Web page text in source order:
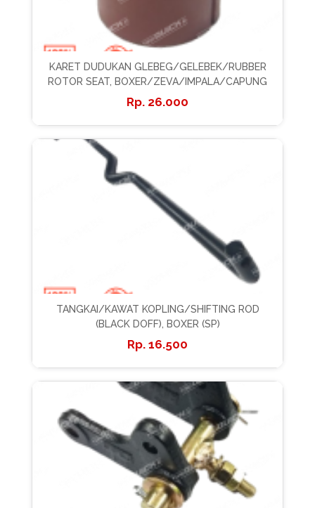
KARET DUDUKAN GLEBEG/GELEBEK/RUBBER
ROTOR SEAT, BOXER/ZEVA/IMPALA/CAPUNG
26.000
TANGKAI/KAWAT KOPLING/SHIFTING ROD
(BLACK DOFF), BOXER (SP)
16.500